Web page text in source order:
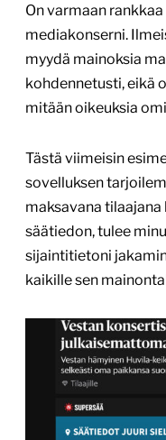
On varmaan
mediakonserni.
myydä mainoksia
kohdennetusti, eikä
mitään oikeuksia
Tästä viimeisin
sovelluksen
maksavana
säätiedon, tulee
sijaintitietoni
kaikille sen